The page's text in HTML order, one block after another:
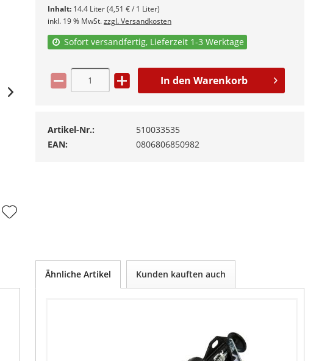
Inhalt: 14.4 Liter (4,51 € / 1 Liter)
inkl. 19 % MwSt.zzgl. Versandkosten
Sofort versandfertig, Lieferzeit 1-3 Werktage
In den Warenkorb
Artikel-Nr.:
510033535
EAN:
0806806850982
Ähnliche Artikel Kunden kauften auch